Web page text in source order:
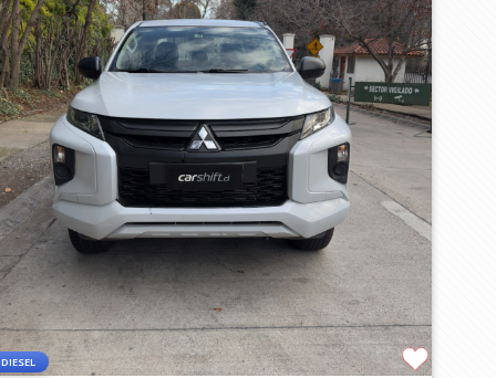
DIESEL